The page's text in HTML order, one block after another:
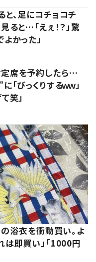
、足にコチョコチ
ると…「えぇ！？」驚
かった」
席を予約したら…
びっくりするｗｗ」
笑」
の浴衣を衝動買い。よ
即買い」「1000円